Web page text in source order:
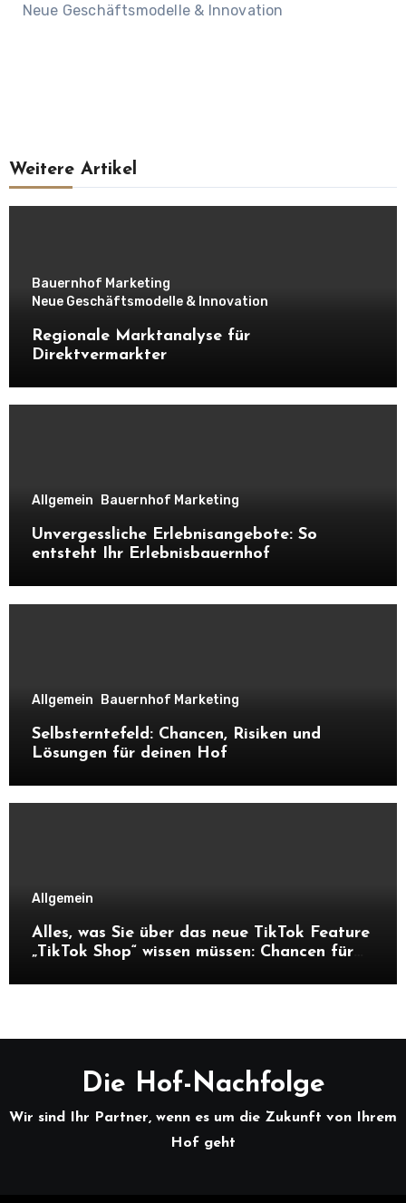
Neue Geschäftsmodelle & Innovation
Weitere Artikel
Bauernhof Marketing
Neue Geschäftsmodelle & Innovation
Regionale Marktanalyse für
Direktvermarkter
Allgemein Bauernhof Marketing
Unvergessliche Erlebnisangebote: So
entsteht Ihr Erlebnisbauernhof
Allgemein Bauernhof Marketing
Selbsterntefeld: Chancen, Risiken und
Lösungen für deinen Hof
Allgemein
Alles, was Sie über das neue TikTok Feature
„TikTok Shop“ wissen müssen: Chancen für
Die Hof-Nachfolge
Wir sind Ihr Partner, wenn es um die Zukunft von Ihrem
Hof geht